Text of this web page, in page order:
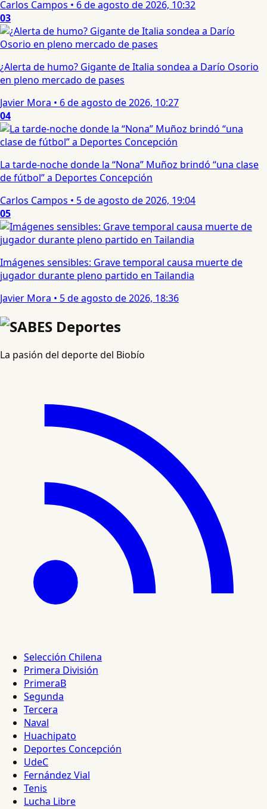
Carlos Campos • 6 de agosto de 2026, 10:32
03
¿Alerta de humo? Gigante de Italia sondea a Darío Osorio
en pleno mercado de pases
Javier Mora • 6 de agosto de 2026, 10:27
04
La tarde-noche donde la “Nona” Muñoz brindó “una clase
de fútbol” a Deportes Concepción
Carlos Campos • 5 de agosto de 2026, 19:04
05
Imágenes sensibles: Grave temporal causa muerte de
jugador durante pleno partido en Tailandia
Javier Mora • 5 de agosto de 2026, 18:36
La pasión del deporte del Biobío
Selección Chilena
Primera División
PrimeraB
Segunda
Tercera
Naval
Huachipato
Deportes Concepción
UdeC
Fernández Vial
Tenis
Lucha Libre